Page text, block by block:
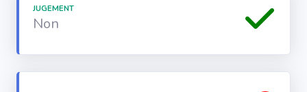
JUGEMENT
Non